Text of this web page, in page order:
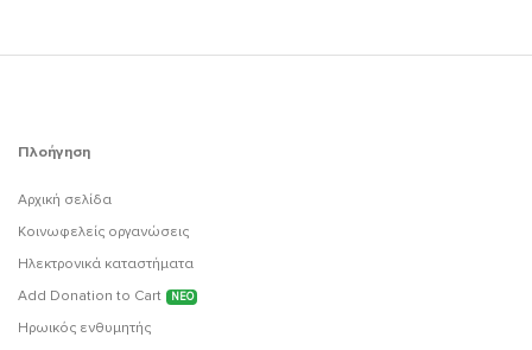
Πλοήγηση
Αρχική σελίδα
Κοινωφελείς οργανώσεις
Ηλεκτρονικά καταστήματα
Add Donation to Cart
ΝΕΟ
Ηρωικός ενθυμητής